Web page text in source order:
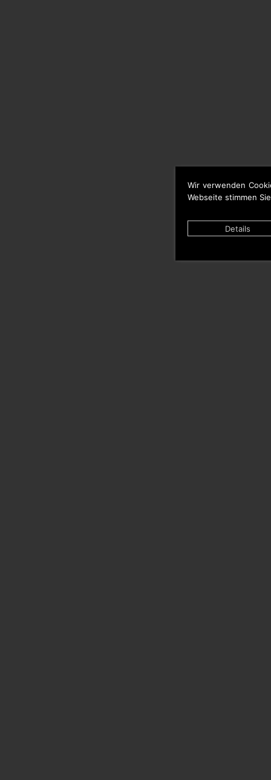
Wir verwenden
Webseite stimmen
Details